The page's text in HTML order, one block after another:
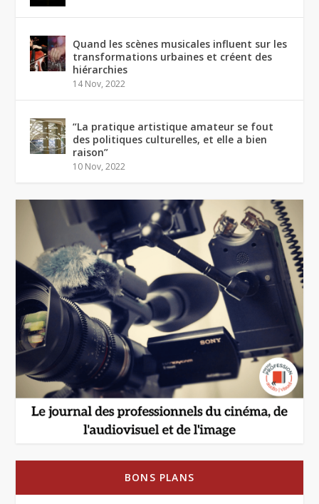
Quand les scènes musicales influent sur les
transformations urbaines et créent des
hiérarchies
14 Nov, 2022
“La pratique artistique amateur se fout
des politiques culturelles, et elle a bien
raison”
10 Nov, 2022
BONS PLANS